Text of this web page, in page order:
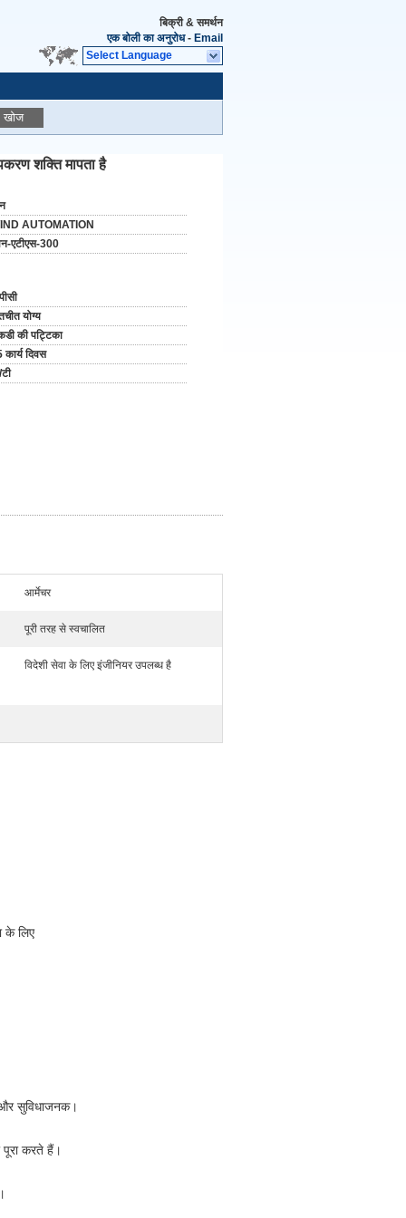
बिक्री & समर्थन
एक बोली का अनुरोध- Email
Select Language
खोज
शक्ति मापता है
AUTOMATION
एटीएस-300
योग्य
की पट्टिका
कार्य दिवस
आर्मेचर
पूरी तरह से स्वचालित
विदेशी सेवा के लिए इंजीनियर उपलब्ध है
के लिए
और सुविधाजनक।
पूरा करते हैं।